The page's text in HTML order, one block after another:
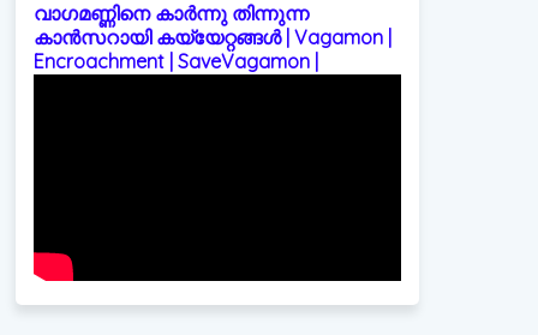
വാഗമണ്ണിനെ കാർന്നു തിന്നുന്ന
കാൻസറായി കയ്യേറ്റങ്ങൾ | Vagamon |
Encroachment | SaveVagamon |